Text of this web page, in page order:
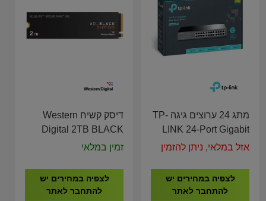
מתג 24 ערוצים גיגה TP-
LINK 24-Port Gigabit
Easy Smart Switch TL-
אזל במלאי, ניתן להזמין
לצפיה במחירים יש
להתחבר לאתר
דיסק קשיח Western
Digital 2TB BLACK
NVMe Gen 4 SN7100
זמין במלאי
לצפיה במחירים יש
להתחבר לאתר